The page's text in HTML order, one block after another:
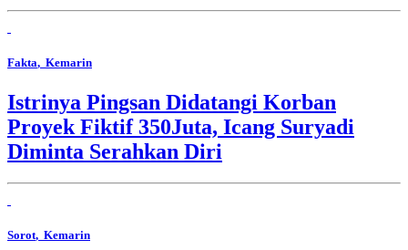
Fakta, Kemarin
Istrinya Pingsan Didatangi Korban
Proyek Fiktif 350Juta, Icang Suryadi
Diminta Serahkan Diri
Sorot, Kemarin